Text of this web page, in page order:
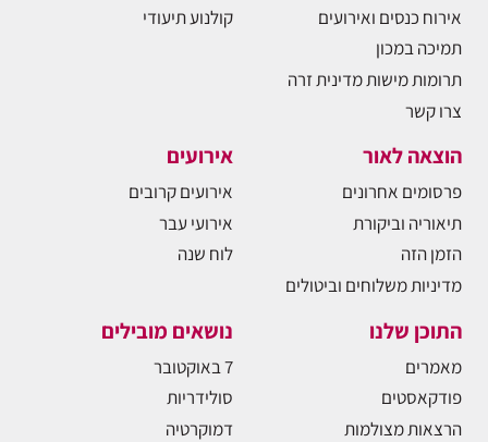
אירוח כנסים ואירועים
תמיכה במכון
תרומות מישות מדינית זרה
צרו קשר
קולנוע תיעודי
הוצאה לאור
פרסומים אחרונים
תיאוריה וביקורת
הזמן הזה
מדיניות משלוחים וביטולים
אירועים
אירועים קרובים
אירועי עבר
לוח שנה
התוכן שלנו
מאמרים
פודקאסטים
הרצאות מצולמות
נושאים מובילים
7 באוקטובר
סולידריות
דמוקרטיה